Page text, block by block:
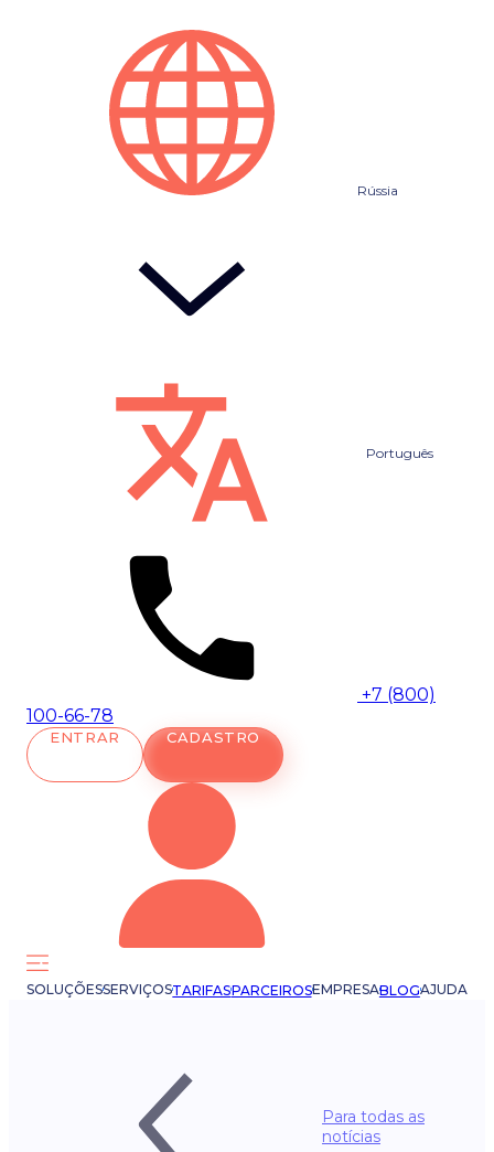
Rússia
Português
+7 (800)
100-66-78
ENTRAR CADASTRO
SOLUÇÕESSERVIÇOSTARIFASPARCEIROSEMPRESABLOGAJUDA
Para todas as
notícias